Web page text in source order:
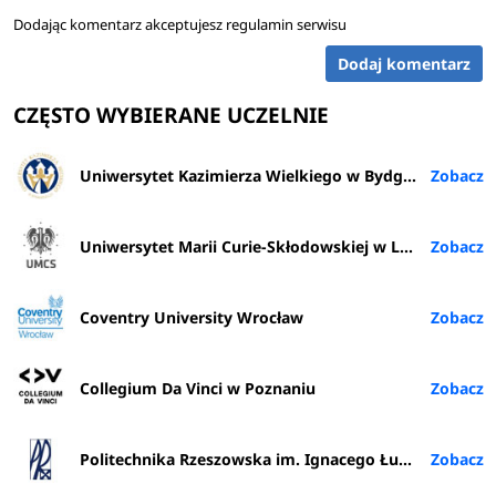
Dodając komentarz akceptujesz regulamin serwisu
Dodaj komentarz
CZĘSTO WYBIERANE UCZELNIE
Uniwersytet Kazimierza Wielkiego w Bydgoszczy
Uniwersytet Marii Curie-Skłodowskiej w Lublinie
Coventry University Wrocław
Collegium Da Vinci w Poznaniu
Politechnika Rzeszowska im. Ignacego Łukasiewicza